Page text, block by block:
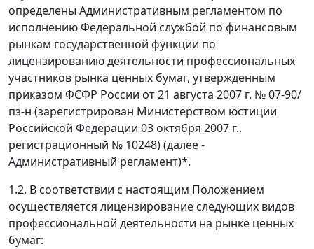
определены Административным регламентом по
исполнению Федеральной службой по финансовым
рынкам государственной функции по
лицензированию деятельности профессиональных
участников рынка ценных бумаг, утвержденным
приказом ФСФР России от 21 августа 2007 г. № 07-90/
пз-н (зарегистрирован Министерством юстиции
Российской Федерации 03 октября 2007 г.,
регистрационный № 10248) (далее -
Административный регламент)*.
1.2. В соответствии с настоящим Положением
осуществляется лицензирование следующих видов
профессиональной деятельности на рынке ценных
бумаг: